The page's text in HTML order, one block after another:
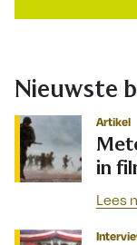
Nieuwste
Artikel
in
Lees